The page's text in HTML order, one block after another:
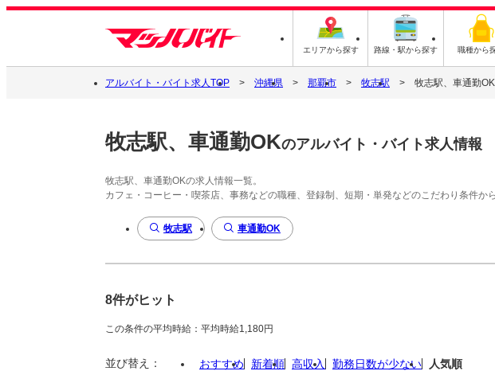
エリアから探す 路線・駅から探す 職種から
アルバイト・バイト求人TOP 沖縄県 那覇市 牧志駅 牧志駅、車通勤
牧志駅、車通勤OKのアルバイト・バイト求人情報
牧志駅、車通勤OKの求人情報一覧。
カフェ・コーヒー・喫茶店、事務などの職種、登録制、短期・単発などのこだわり条件か
牧志駅 車通勤OK
8件がヒット
この条件の平均時給：平均時給1,180円
並び替え： おすすめ 新着順 高収入 勤務日数が少ない 人気順